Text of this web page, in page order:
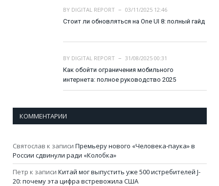
BY DIGITAL REPORT
03/11/2025 12:46
Стоит ли обновляться на One UI 8: полный гайд
BY DIGITAL REPORT
31/08/2025 00:31
Как обойти ограничения мобильного
интернета: полное руководство 2025
КОММЕНТАРИИ
Святослав к записи Премьеру нового «Человека-паука» в
России сдвинули ради «Колобка»
Петр к записи Китай мог выпустить уже 500 истребителей J-
20: почему эта цифра встревожила США